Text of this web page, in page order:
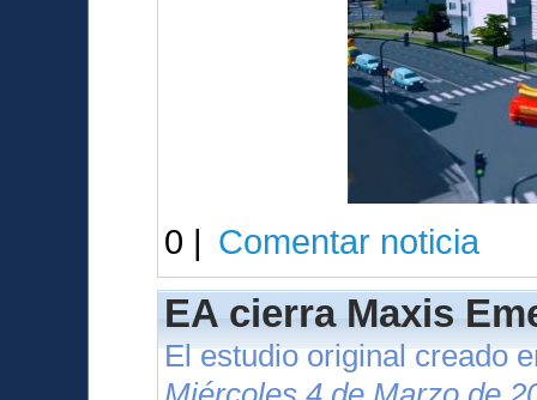
0 | Comentar noticia
EA cierra Maxis
El estudio original creado